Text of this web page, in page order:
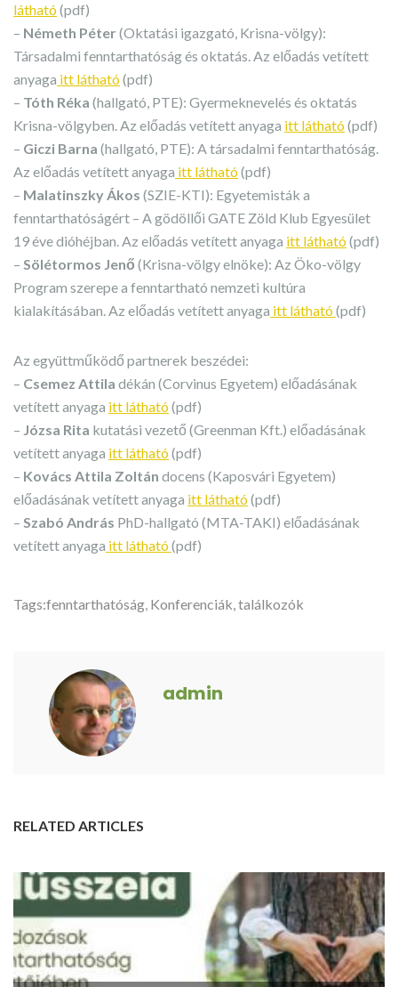
látható(pdf)
– Németh Péter (Oktatási igazgató, Krisna-völgy):
Társadalmi fenntarthatóság és oktatás. Az előadás vetített
anyaga itt látható(pdf)
– Tóth Réka (hallgató, PTE): Gyermeknevelés és oktatás
Krisna-völgyben. Az előadás vetített anyaga itt látható(pdf)
– Giczi Barna (hallgató, PTE): A társadalmi fenntarthatóság.
Az előadás vetített anyaga itt látható(pdf)
– Malatinszky Ákos (SZIE-KTI): Egyetemisták a
fenntarthatóságért – A gödöllői GATE Zöld Klub Egyesület
19 éve dióhéjban. Az előadás vetített anyaga itt látható(pdf)
– Sölétormos Jenő (Krisna-völgy elnöke): Az Öko-völgy
Program szerepe a fenntartható nemzeti kultúra
kialakításában. Az előadás vetített anyaga itt látható(pdf)
Az együttműködő partnerek beszédei:
– Csemez Attila dékán (Corvinus Egyetem) előadásának
vetített anyaga itt látható(pdf)
– Józsa Rita kutatási vezető (Greenman Kft.) előadásának
vetített anyaga itt látható(pdf)
– Kovács Attila Zoltán docens (Kaposvári Egyetem)
előadásának vetített anyaga itt látható(pdf)
– Szabó András PhD-hallgató (MTA-TAKI) előadásának
vetített anyaga itt látható(pdf)
Tags:fenntarthatóság, Konferenciák, találkozók
admin
RELATED ARTICLES